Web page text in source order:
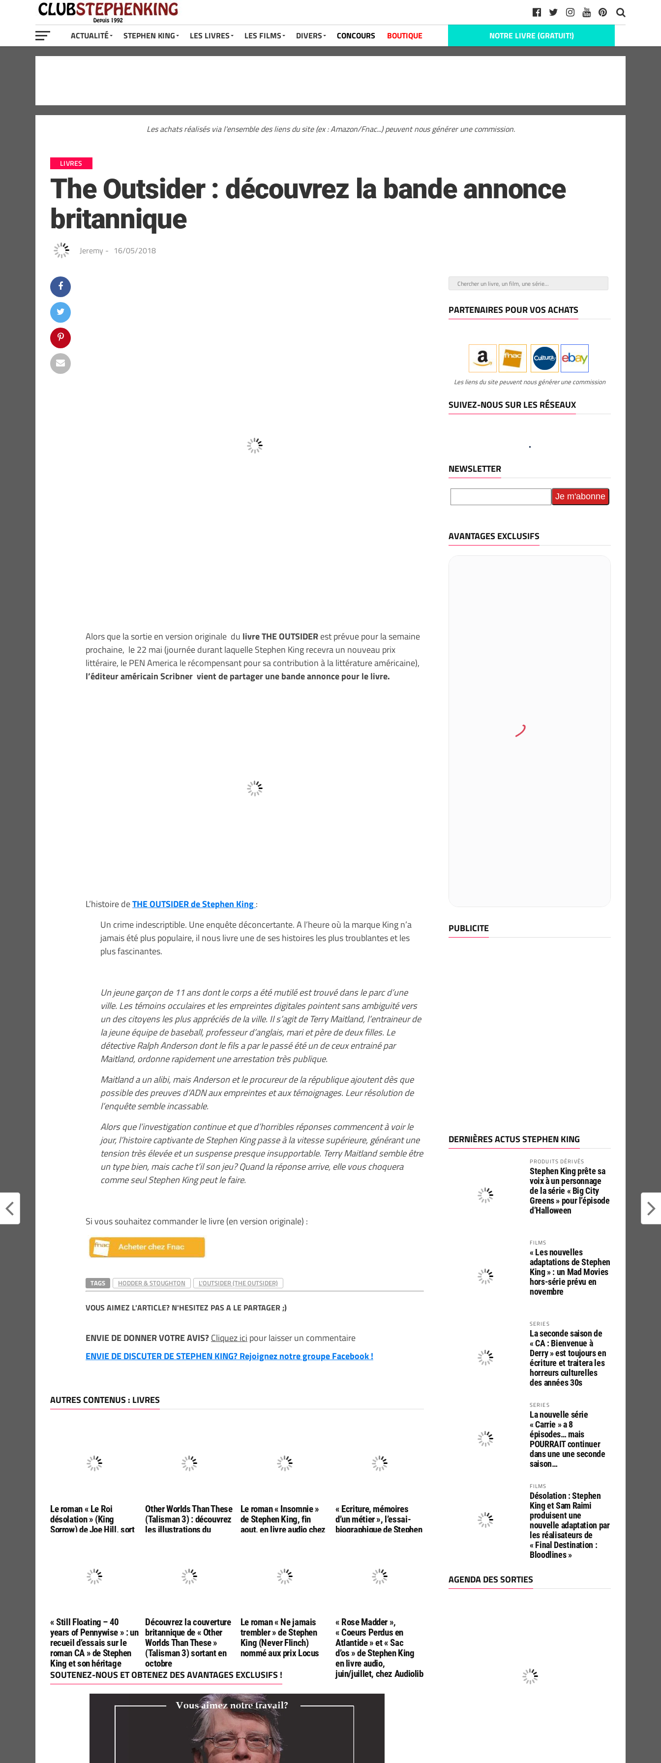
ACTUALITÉ STEPHEN KING LES LIVRES LES FILMS DIVERS CONCOURS BOUTIQUE NOTRE LIVRE (GRATUIT!)
Les achats réalisés via l'ensemble des liens du site (ex : Amazon/Fnac...) peuvent nous générer une commission.
LIVRES
The Outsider : découvrez la bande annonce
britannique
Jeremy - 16/05/2018
Alors que la sortie en version originale du livre THE OUTSIDERest prévue pour la semaine
prochaine, le 22 mai (journée durant laquelle Stephen King recevra un nouveau prix
littéraire, le PEN America le récompensant pour sa contribution à la littérature américaine),
l’éditeur américain Scribner vient de partager une bande annonce pour le livre.
L’histoire deTHE OUTSIDER de Stephen King:
Un crime indescriptible. Une enquête déconcertante. A l’heure où la marque King n’a
jamais été plus populaire, il nous livre une de ses histoires les plus troublantes et les
plus fascinantes.
Un jeune garçon de 11 ans dont le corps a été mutilé est trouvé dans le parc d’une
ville. Les témoins occulaires et les empreintes digitales pointent sans ambiguité vers
un des citoyens les plus appréciés de la ville. Il s’agit de Terry Maitland, l’entraineur de
la jeune équipe de baseball, professeur d’anglais, mari et père de deux filles. Le
détective Ralph Anderson dont le fils a par le passé été un de ceux entrainé par
Maitland, ordonne rapidement une arrestation très publique.
Maitland a un alibi, mais Anderson et le procureur de la république ajoutent dès que
possible des preuves d’ADN aux empreintes et aux témoignages. Leur résolution de
l’enquête semble incassable.
Alors que l’investigation continue et que d’horribles réponses commencent à voir le
jour, l’histoire captivante de Stephen King passe à la vitesse supérieure, générant une
tension très élevée et un suspense presque insupportable. Terry Maitland semble être
un type bien, mais cache t’il son jeu? Quand la réponse arrive, elle vous choquera
comme seul Stephen King peut le faire.
Si vous souhaitez commander le livre (en version originale) :
TAGS HODDER & STOUGHTON L'OUTSIDER (THE OUTSIDER)
VOUS AIMEZ L'ARTICLE? N'HESITEZ PAS A LE PARTAGER ;)
ENVIE DE DONNER VOTRE AVIS?Cliquez ici pour laisser un commentaire
ENVIE DE DISCUTER DE STEPHEN KING? Rejoignez notre groupe Facebook !
AUTRES CONTENUS : LIVRES
Le roman « Le Roi
désolation » (King
Sorrow) de Joe Hill, sort
Other Worlds Than These
(Talisman 3) : découvrez
les illustrations du
Le roman « Insomnie »
de Stephen King, fin
aout, en livre audio chez
« Ecriture, mémoires
d’un métier », l’essai-
biographique de Stephen
anniversaire!
« Still Floating – 40
years of Pennywise » : un
recueil d’essais sur le
roman CA » de Stephen
King et son héritage
Découvrez la couverture
britannique de « Other
Worlds Than These »
(Talisman 3) sortant en
octobre
Le roman « Ne jamais
trembler » de Stephen
King (Never Flinch)
nommé aux prix Locus
« Rose Madder »,
« Coeurs Perdus en
Atlantide » et « Sac
d’os » de Stephen King
en livre audio,
juin/juillet, chez Audiolib
SOUTENEZ-NOUS ET OBTENEZ DES AVANTAGES EXCLUSIFS !
PARTENAIRES POUR VOS ACHATS
Les liens du site peuvent nous générer une commission
SUIVEZ-NOUS SUR LES RÉSEAUX
NEWSLETTER
AVANTAGES EXCLUSIFS
PUBLICITE
DERNIÈRES ACTUS STEPHEN KING
PRODUITS DÉRIVÉS
Stephen King prête sa
voix à un personnage
de la série « Big City
Greens » pour l’épisode
d’Halloween
FILMS
« Les nouvelles
adaptations de Stephen
King » : un Mad Movies
hors-série prévu en
novembre
SERIES
La seconde saison de
« CA : Bienvenue à
Derry » est toujours en
écriture et traitera les
horreurs culturelles
des années 30s
SERIES
La nouvelle série
« Carrie » a 8
épisodes… mais
POURRAIT continuer
dans une une seconde
saison…
FILMS
Désolation : Stephen
King et Sam Raimi
produisent une
nouvelle adaptation par
les réalisateurs de
« Final Destination :
Bloodlines »
AGENDA DES SORTIES